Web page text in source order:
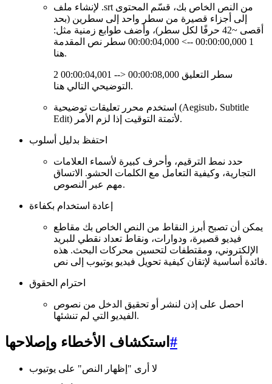
لإنشاء ملف .srt من النص الخاص بك، قسّم المحتوى
إلى أجزاء قصيرة من سطر واحد إلى سطرين (بحد
أقصى ~42 حرفًا لكل سطر)، وأضف طوابع زمنية مثل:
1 00:00:00,000 --> 00:00:04,000 سطر نص المقدمة
هنا.
2 00:00:04,001 --> 00:00:08,000 سطر التعليق
التوضيحي التالي هنا.
استخدم محرر تعليقات توضيحية (Aegisub، Subtitle
Edit) لأتمتة التوقيت إذا لزم الأمر.
احتفظ بدليل أسلوب
حدد نمط الترقيم، وأحرف كبيرة لأسماء العلامات
التجارية، وكيفية التعامل مع الكلمات الحشو. الاتساق
مهم عبر النصوص.
إعادة استخدام بكفاءة
يمكن أن تصبح أبرز النقاط من النص الخاص بك مقاطع
فيديو قصيرة، ودوارات، ونقاط تعداد نقطي للبريد
الإلكتروني، ومقتطفات لتحسين محركات البحث. هذه
فائدة أساسية لإتقان كيفية تحويل فيديو يوتيوب إلى نص.
احترام الحقوق
احصل على إذن لنشر أو تحقيق الدخل من نصوص
الفيديو التي لم تنشئها.
استكشاف الأخطاء وإصلاحها #
لا أرى "إظهار النص" على يوتيوب